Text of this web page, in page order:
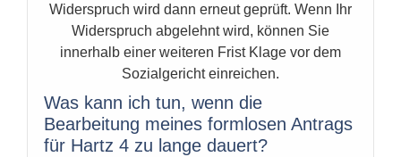
Widerspruch wird dann erneut geprüft. Wenn Ihr
Widerspruch abgelehnt wird, können Sie
innerhalb einer weiteren Frist Klage vor dem
Sozialgericht einreichen.
Was kann ich tun, wenn die
Bearbeitung meines formlosen Antrags
für Hartz 4 zu lange dauert?